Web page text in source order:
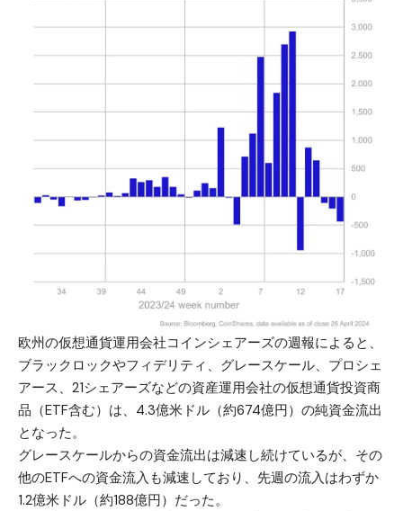
欧州の仮想通貨運用会社コインシェアーズの週報によると、
ブラックロックやフィデリティ、グレースケール、プロシェ
アース、21シェアーズなどの資産運用会社の仮想通貨投資商
品（ETF含む）は、4.3億米ドル（約674億円）の純資金流出
となった。
グレースケールからの資金流出は減速し続けているが、その
他のETFへの資金流入も減速しており、先週の流入はわずか
1.2億米ドル（約188億円）だった。